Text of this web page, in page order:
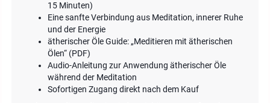
15 Minuten)
Eine sanfte Verbindung aus Meditation, innerer Ruhe
und der Energie
ätherischer Öle Guide: „Meditieren mit ätherischen
Ölen“ (PDF)
Audio-Anleitung zur Anwendung ätherischer Öle
während der Meditation
Sofortigen Zugang direkt nach dem Kauf